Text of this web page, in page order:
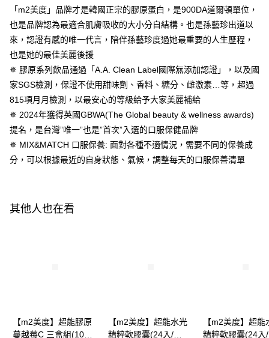
全盈+PAY
AFTEE先享後付
相關說明
【關於「AFTEE先享後付」】
AFTEE先享後付是「在收到商品之後才付款」的支付方式。 讓您購物簡單
便利好安心！
１．簡單：不需註冊會員、不需綁卡、不需儲值。
３．安心：先確認商品／服務後，再付款。
【「AFTEE先享後付」結帳流程】
１．於結帳方式選擇「AFTEE先享後付」後，將跳轉至「AFTEE先享後付」
結帳頁面，進行簡訊認證並確認金額後，即可完成結帳。
※ 請注意：結帳手續完成當下不需立刻繳費，但若您需要取消訂單，請聯絡
購買商品的店家。未經商家同意取消之訂單仍視為有效，需透過AFTEE先享
２．關於個人資料處理事宜，請瀏覽以下網址：
https://aftee.tw/terms/#terms3
ATM付款
運送方式
每筆NT$100，滿NT$600(含以上)免運費
付款後全家取貨
每筆NT$100，滿NT$600(含以上)免運費
每筆NT$100，滿NT$600(含以上)免運費
「m2美度」品牌才是韓國正宗的膠原蛋白，是900DA道爾頓單位，
也是品牌認為最適合肌膚吸收的大小分自結構。也是孫藝珍出道以
來，認證有感的唯一代言，陪伴孫藝珍度過她最重要的人生歷程，
也是她的最佳美麗後援
✵ 膠原系列飲品通過「A.A. Clean Label國際無添加認證」，以及國
家SGS檢測，保證不使用甜味劑、香料、糖分、雌激素…等，超過
815項月月檢測，以最安心的等級給予大家美麗補給
✵ 2024年獲得英國GBWA(The Global beauty & wellness awards)
提名，是台灣”唯一”也是”首次”入選的口服保健品牌
✵ MIX&MATCH 口服保養: 面對各種不適情況，需要不同的保養成
分，可以根據最近的自身狀態、氣候，調整每天的口服保善清單
其他人也在看
【m2美度】超能膠原
蔓越莓C 三盒組(10入/
【m2美度】超能水光
精粹軟膠囊(24入/
【m2美度】超能
精粹軟膠囊(24入/